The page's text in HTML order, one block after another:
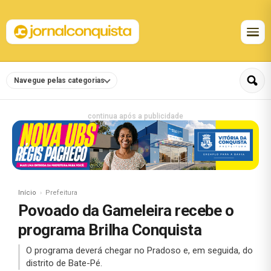
Navegue pelas categorias
continua após a publicidade
Início Prefeitura
Povoado da Gameleira recebe o
programa Brilha Conquista
O programa deverá chegar no Pradoso e, em seguida, do
distrito de Bate-Pé.